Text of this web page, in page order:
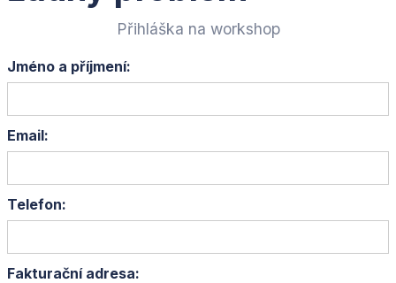
Přihláška na workshop
Jméno a příjmení:
Email:
Telefon:
Fakturační adresa: